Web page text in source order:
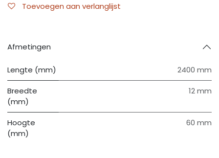
Toevoegen aan verlanglijst
Afmetingen
Lengte (mm) 2400 mm
Breedte
(mm)
12 mm
Hoogte
(mm)
60 mm